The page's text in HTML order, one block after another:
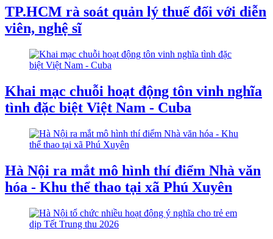
TP.HCM rà soát quản lý thuế đối với diễn
viên, nghệ sĩ
Khai mạc chuỗi hoạt động tôn vinh nghĩa
tình đặc biệt Việt Nam - Cuba
Hà Nội ra mắt mô hình thí điểm Nhà văn
hóa - Khu thể thao tại xã Phú Xuyên